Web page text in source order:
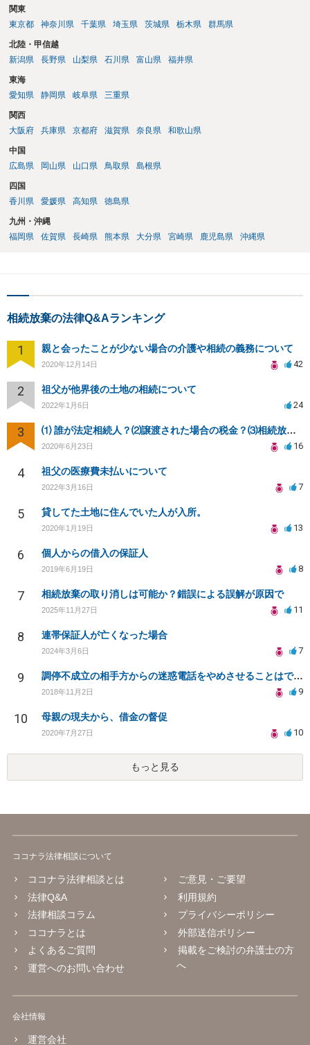
す。 明確にお答えができずに申し訳ありませんが、以上ご参考にして
いただければ幸いです。
関東
東京都
神奈川県 千葉県 埼玉県 茨城県 栃木県 群馬県
北陸・甲信越
新潟県
長野県 山梨県 石川県 富山県 福井県
東海
愛知県
静岡県 岐阜県 三重県
関西
大阪府
兵庫県 京都府 滋賀県 奈良県 和歌山県
中国
広島県
岡山県 山口県 鳥取県 島根県
四国
香川県
愛媛県 高知県 徳島県
九州・沖縄
福岡県
佐賀県 長崎県 熊本県 大分県 宮崎県 鹿児島県 沖縄県
相続放棄の法律Q&Aランキング
1 親と会ったことが少ない場合の介護や相続の義務について
2020年12月14日 42
2 祖父が他界後の土地の相続について
2022年1月6日 24
3 ⑴ 誰が法定相続人？⑵譲渡された場合の税金？⑶相続放棄後同じ不動産を相続できない？⑷借金返済義務は？
2020年6月23日 16
4 祖父の医療費未払いについて
2022年3月16日 7
5 貸してた土地に住んでいた人が入所。
2020年1月19日 13
6 個人からの借入の保証人
2019年6月19日 8
7 相続放棄の取り消しは可能か？錯誤による誤解が原因で
2025年11月27日 11
8 連帯保証人が亡くなった場合
2024年3月6日 7
9 調停不成立の相手方からの迷惑電話をやめさせることはできますか？
2018年11月2日 9
10 母親の現夫から、借金の督促
2020年7月27日 10
もっと見る
ココナラ法律相談について
ココナラ法律相談とは
法律Q&A
法律相談コラム
ココナラとは
よくあるご質問
運営へのお問い合わせ
ご意見・ご要望
利用規約
プライバシーポリシー
外部送信ポリシー
掲載をご検討の弁護士の方
へ
会社情報
運営会社